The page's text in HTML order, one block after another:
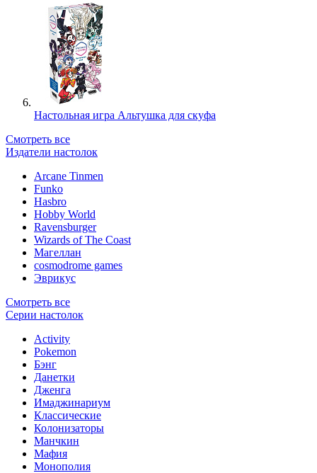
Настольная игра Альтушка для скуфа
Смотреть все
Издатели настолок
Arcane Tinmen
Funko
Hasbro
Hobby World
Ravensburger
Wizards of The Coast
Магеллан
сosmodrome games
Эврикус
Смотреть все
Серии настолок
Activity
Pokemon
Бэнг
Данетки
Дженга
Имаджинариум
Классические
Колонизаторы
Манчкин
Мафия
Монополия